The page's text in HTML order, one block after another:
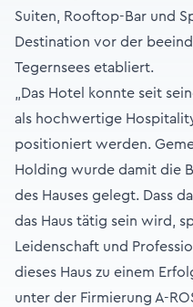
Suiten, Rooftop-Bar und
Destination vor der
Tegernsees etabliert.
„Das Hotel konnte seit
als hochwertige
positioniert werden.
Holding wurde damit die
des Hauses gelegt. Dass
das Haus tätig sein wird,
Leidenschaft und
dieses Haus zu einem
unter der Firmierung A-